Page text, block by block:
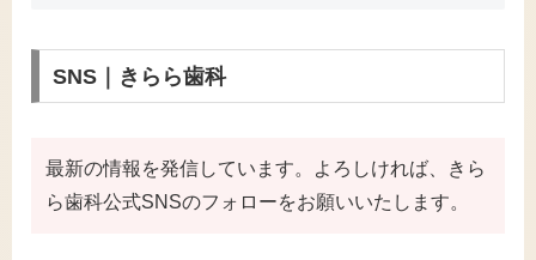
SNS｜きらら歯科
最新の情報を発信しています。よろしければ、きら
ら歯科公式SNSのフォローをお願いいたします。